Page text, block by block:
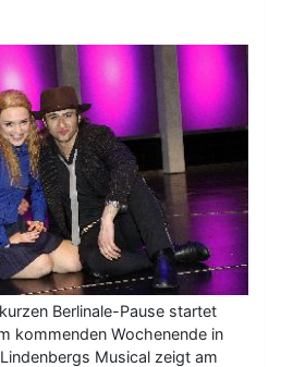
Berlinale-Pause startet
kommenden Wochenende in
Musical zeigt am